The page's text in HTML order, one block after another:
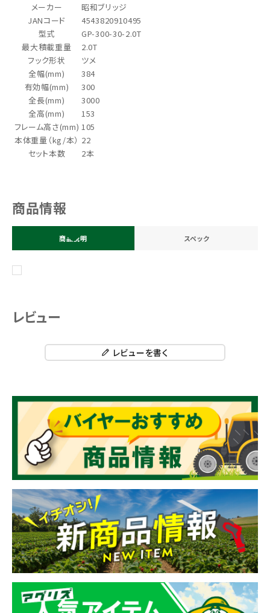
メーカー
昭和ブリッジ
JANコード
4543820910495
型式
GP-300-30-2.0T
最大積載重量
2.0T
フック形状
ツメ
全幅(mm)
384
有効幅(mm)
300
全長(mm)
3000
全高(mm)
153
フレーム高さ(mm) 105
本体重量（kg/本） 22
セット本数
2本
商品情報
商品説明 スペック
レビュー
レビューを書く